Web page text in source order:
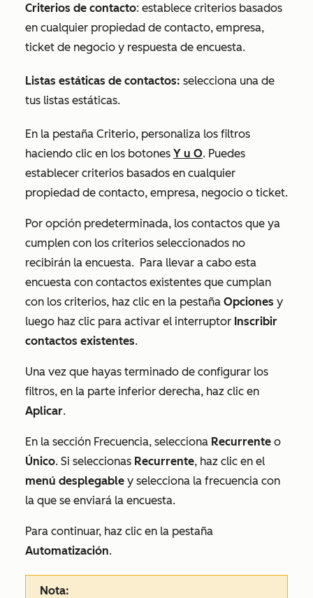
Criterios de contacto: establece criterios basados
en cualquier propiedad de contacto, empresa,
ticket de negocio y respuesta de encuesta.
Listas estáticas de contactos: selecciona una de
tus listas estáticas.
En la pestaña Criterio, personaliza los filtros
haciendo clic en los botones Y u O. Puedes
establecer criterios basados en cualquier
propiedad de contacto, empresa, negocio o ticket.
Por opción predeterminada, los contactos que ya
cumplen con los criterios seleccionados no
recibirán la encuesta. Para llevar a cabo esta
encuesta con contactos existentes que cumplan
con los criterios, haz clic en la pestaña Opciones y
luego haz clic para activar el interruptor Inscribir
contactos existentes.
Una vez que hayas terminado de configurar los
filtros, en la parte inferior derecha, haz clic en
Aplicar.
En la sección Frecuencia, selecciona Recurrente o
Único. Si seleccionas Recurrente, haz clic en el
menú desplegable y selecciona la frecuencia con
la que se enviará la encuesta.
Para continuar, haz clic en la pestaña
Automatización.
Nota: